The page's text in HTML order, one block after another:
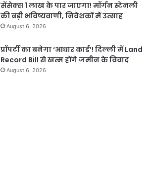
सेंसेक्स 1 लाख के पार जाएगा! मॉर्गन स्टेनली
की बड़ी भविष्यवाणी, निवेशकों में उत्साह
August 6, 2026
प्रॉपर्टी का बनेगा ‘आधार कार्ड’! दिल्ली में Land
Record Bill से खत्म होंगे जमीन के विवाद
August 6, 2026